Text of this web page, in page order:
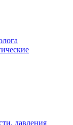
давления